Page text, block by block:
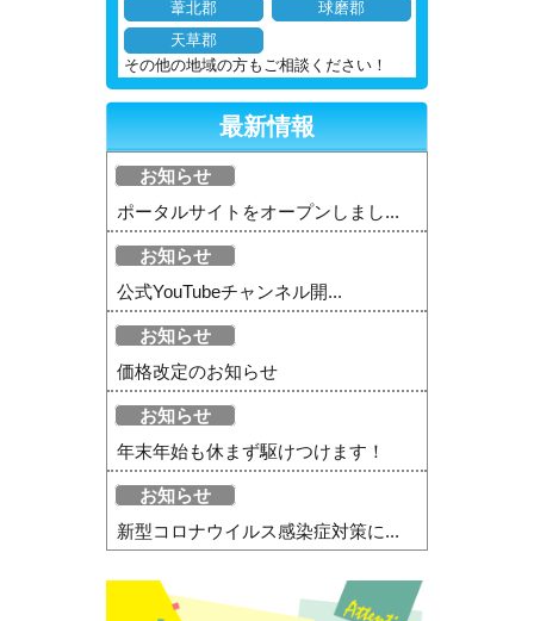
葦北郡
球磨郡
天草郡
その他の地域の方もご相談ください！
最新情報
お知らせ
ポータルサイトをオープンしまし...
お知らせ
公式YouTubeチャンネル開...
お知らせ
価格改定のお知らせ
お知らせ
年末年始も休まず駆けつけます！
お知らせ
新型コロナウイルス感染症対策に...